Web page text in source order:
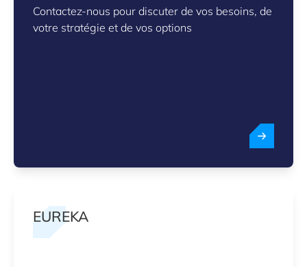
Contactez-nous pour discuter de vos besoins, de
votre stratégie et de vos options
EUREKA